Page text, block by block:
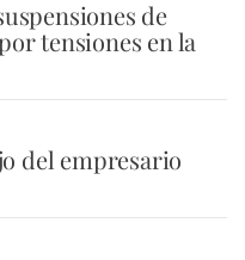
de
tensiones en la
del empresario